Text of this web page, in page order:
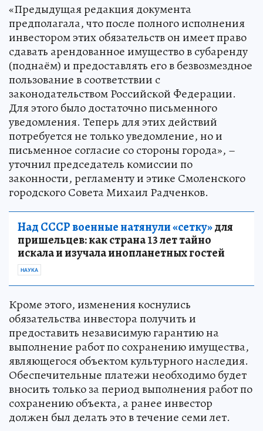
«Предыдущая редакция документа
предполагала, что после полного исполнения
инвестором этих обязательств он имеет право
сдавать арендованное имущество в субаренду
(поднаём) и предоставлять его в безвозмездное
пользование в соответствии с
законодательством Российской Федерации.
Для этого было достаточно письменного
уведомления. Теперь для этих действий
потребуется не только уведомление, но и
письменное согласие со стороны города», –
уточнил председатель комиссии по
законности, регламенту и этике Смоленского
городского Совета Михаил Радченков.
Над СССР военные натянули «сетку»для
пришельцев: как страна 13 лет тайно
искала и изучала инопланетных гостей
НАУКА
Кроме этого, изменения коснулись
обязательства инвестора получить и
предоставить независимую гарантию на
выполнение работ по сохранению имущества,
являющегося объектом культурного наследия.
Обеспечительные платежи необходимо будет
вносить только за период выполнения работ по
сохранению объекта, а ранее инвестор
должен был делать это в течение семи лет.